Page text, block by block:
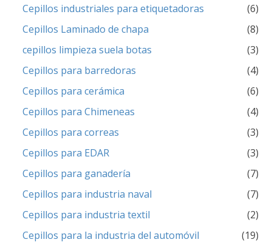
Cepillos industriales para etiquetadoras
(6)
Cepillos Laminado de chapa
(8)
cepillos limpieza suela botas
(3)
Cepillos para barredoras
(4)
Cepillos para cerámica
(6)
Cepillos para Chimeneas
(4)
Cepillos para correas
(3)
Cepillos para EDAR
(3)
Cepillos para ganadería
(7)
Cepillos para industria naval
(7)
Cepillos para industria textil
(2)
Cepillos para la industria del automóvil
(19)